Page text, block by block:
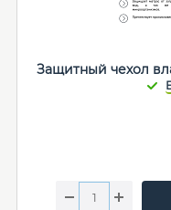
Защитный чехол